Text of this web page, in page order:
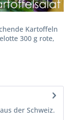
Kartoffeln
300 g rote,
der Schweiz.